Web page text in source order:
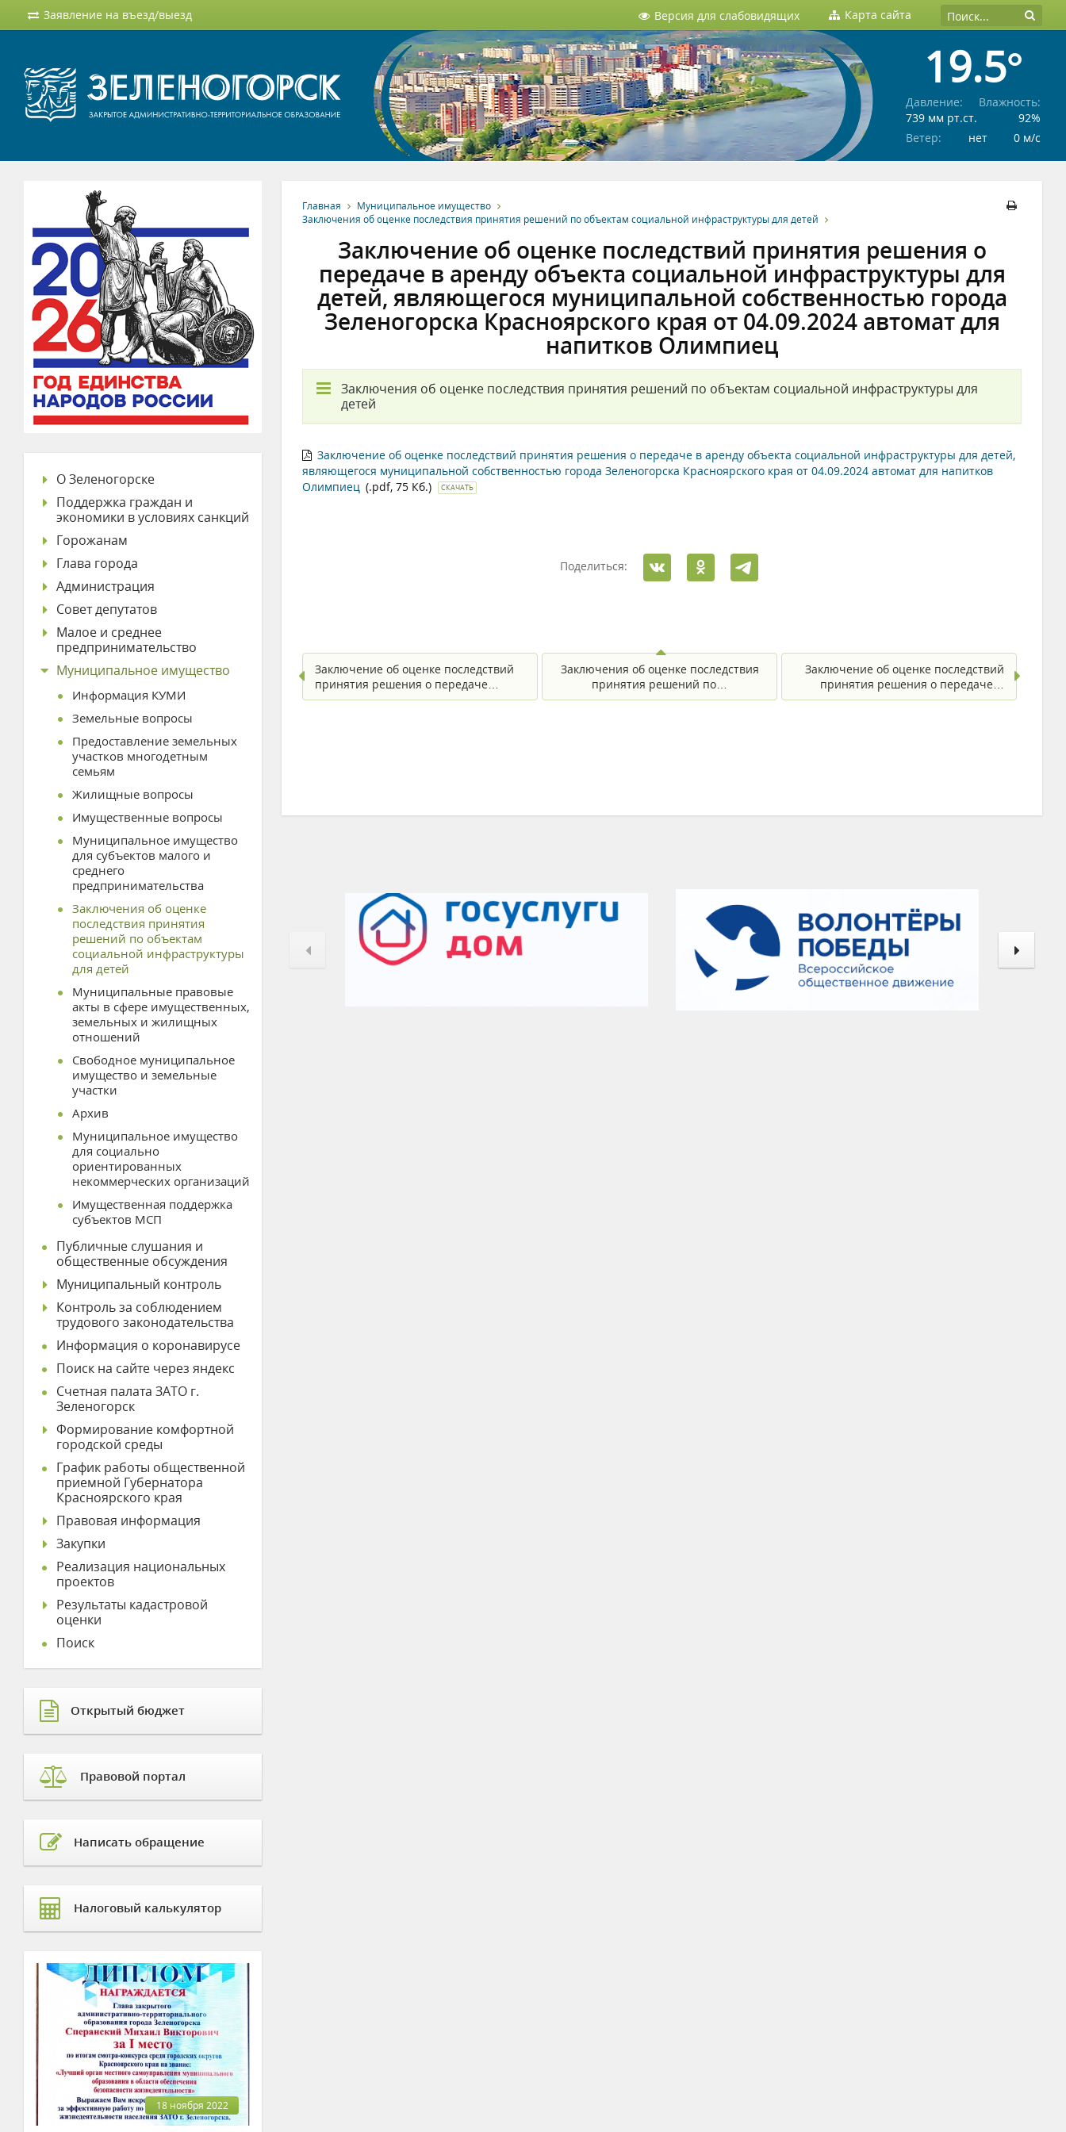
Заявление на въезд/выезд Версия для слабовидящих Карта сайта
19.5°
Давление:
739 мм рт.ст.
Влажность:
92%
Ветер:
нет 0 м/c
Главная
Муниципальное имущество
Заключения об оценке последствия принятия решений по объектам социальной инфраструктуры для детей
Заключение об оценке последствий принятия решения о
передаче в аренду объекта социальной инфраструктуры для
детей, являющегося муниципальной собственностью города
Зеленогорска Красноярского края от 04.09.2024 автомат для
напитков Олимпиец
Заключения об оценке последствия принятия решений по объектам социальной инфраструктуры для
детей
Заключение об оценке последствий принятия решения о передаче в аренду объекта социальной инфраструктуры для детей,
являющегося муниципальной собственностью города Зеленогорска Красноярского края от 04.09.2024 автомат для напитков
Олимпиец (.pdf, 75 Кб.) СКАЧАТЬ
Поделиться:
Заключение об оценке последствий
принятия решения о передаче…
Заключения об оценке последствия
принятия решений по…
Заключение об оценке последствий
принятия решения о передаче…
О Зеленогорске
Поддержка граждан и
экономики в условиях санкций
Горожанам
Глава города
Администрация
Совет депутатов
Малое и среднее
предпринимательство
Муниципальное имущество
Информация КУМИ
Земельные вопросы
Предоставление земельных
участков многодетным
семьям
Жилищные вопросы
Имущественные вопросы
Муниципальное имущество
для субъектов малого и
среднего
предпринимательства
Заключения об оценке
последствия принятия
решений по объектам
социальной инфраструктуры
для детей
Муниципальные правовые
акты в сфере имущественных,
земельных и жилищных
отношений
Свободное муниципальное
имущество и земельные
участки
Архив
Муниципальное имущество
для социально
ориентированных
некоммерческих организаций
Имущественная поддержка
субъектов МСП
Публичные слушания и
общественные обсуждения
Муниципальный контроль
Контроль за соблюдением
трудового законодательства
Информация о коронавирусе
Поиск на сайте через яндекс
Счетная палата ЗАТО г.
Зеленогорск
Формирование комфортной
городской среды
График работы общественной
приемной Губернатора
Красноярского края
Правовая информация
Закупки
Реализация национальных
проектов
Результаты кадастровой
оценки
Поиск
Открытый бюджет
Правовой портал
Написать обращение
Налоговый калькулятор
18 ноября 2022